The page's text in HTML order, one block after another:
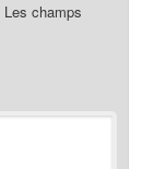
Les champs